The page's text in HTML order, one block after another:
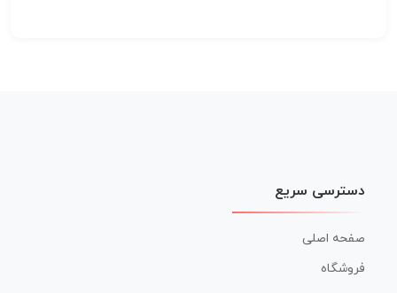
دسترسی سریع
صفحه اصلی
فروشگاه